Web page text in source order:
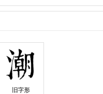
旧字形